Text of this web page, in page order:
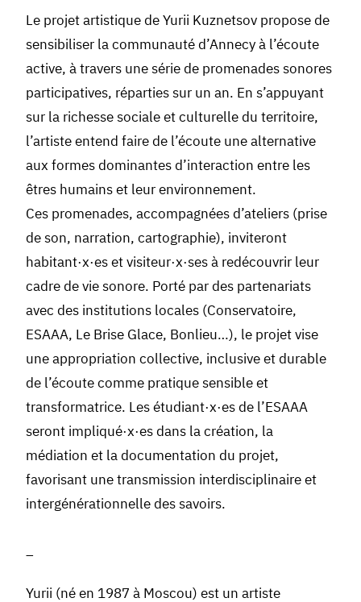
Le projet artistique de Yurii Kuznetsov propose de
sensibiliser la communauté d’Annecy à l’écoute
active, à travers une série de promenades sonores
participatives, réparties sur un an. En s’appuyant
sur la richesse sociale et culturelle du territoire,
l’artiste entend faire de l’écoute une alternative
aux formes dominantes d’interaction entre les
êtres humains et leur environnement.
Ces promenades, accompagnées d’ateliers (prise
de son, narration, cartographie), inviteront
habitant·x·es et visiteur·x·ses à redécouvrir leur
cadre de vie sonore. Porté par des partenariats
avec des institutions locales (Conservatoire,
ESAAA, Le Brise Glace, Bonlieu…), le projet vise
une appropriation collective, inclusive et durable
de l’écoute comme pratique sensible et
transformatrice. Les étudiant·x·es de l’ESAAA
seront impliqué·x·es dans la création, la
médiation et la documentation du projet,
favorisant une transmission interdisciplinaire et
intergénérationnelle des savoirs.
Yurii (né en 1987 à Moscou) est un artiste